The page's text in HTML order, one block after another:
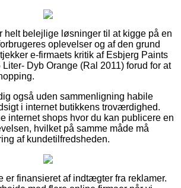
helt belejlige løsninger til at kigge på en
oplevelser og af den grund
e-firmaets kritik af Esbjerg Paints
Dyb Orange (Ral 2011) forud for at
også uden sammenligning habile
i internet butikkens troværdighed.
internet shops hvor du kan publicere en
hvilket på samme måde må
af kundetilfredsheden.
er finansieret af indtægter fra reklamer.